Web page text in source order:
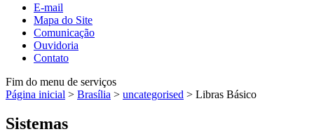
E-mail
Mapa do Site
Comunicação
Ouvidoria
Contato
Fim do menu de serviços
Página inicial > Brasília > uncategorised > Libras Básico
Sistemas